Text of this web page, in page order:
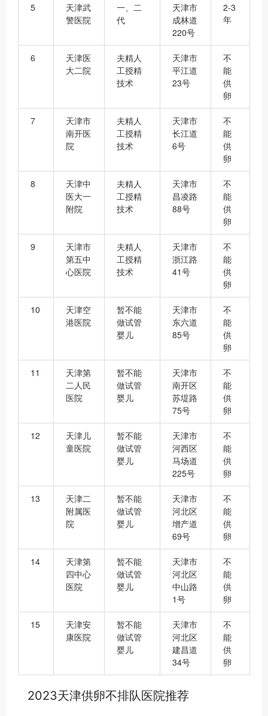
5
天津武
警医院
一、二
代
天津市
成林道
220号
2-3
年
6
天津医
大二院
夫精人
工授精
技术
天津市
平江道
23号
不
能
供
卵
7
天津市
南开医
院
夫精人
工授精
技术
天津市
长江道
6号
不
能
供
卵
8
天津中
医大一
附院
夫精人
工授精
技术
天津市
昌凌路
88号
不
能
供
卵
9
天津市
第五中
心医院
夫精人
工授精
技术
天津市
浙江路
41号
不
能
供
卵
10
天津空
港医院
暂不能
做试管
婴儿
天津市
东六道
85号
不
能
供
卵
11
天津第
二人民
医院
暂不能
做试管
婴儿
天津市
南开区
苏堤路
75号
不
能
供
卵
12
天津儿
童医院
暂不能
做试管
婴儿
天津市
河西区
马场道
225号
不
能
供
卵
13
天津二
附属医
院
暂不能
做试管
婴儿
天津市
河北区
增产道
69号
不
能
供
卵
14
天津第
四中心
医院
暂不能
做试管
婴儿
天津市
河北区
中山路
1号
不
能
供
卵
15
天津安
康医院
暂不能
做试管
婴儿
天津市
河北区
建昌道
34号
不
能
供
卵
2023天津供卵不排队医院推荐